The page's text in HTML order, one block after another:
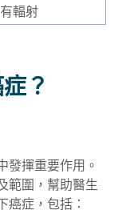
有輻射
？
發揮重要作用。
範圍，幫助醫生
癌症，包括：